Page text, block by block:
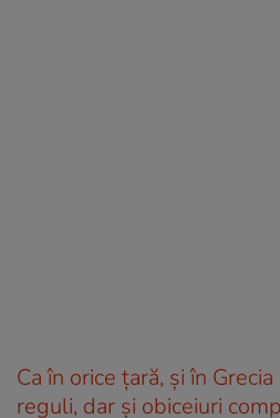
Ca în orice țară, și în
reguli, dar și obiceiuri